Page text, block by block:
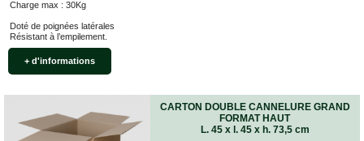
Charge max : 30Kg
Doté de poignées latérales
Résistant à l’empilement.
+ d'informations
CARTON DOUBLE CANNELURE GRAND
FORMAT HAUT
L. 45 x l. 45 x h. 73,5 cm